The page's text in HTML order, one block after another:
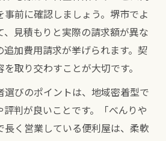
前に確認しましょう。堺市でよ
、見積もりと実際の請求額が異な
追加費用請求が挙げられます。契
取り交わすことが大切です。
選びのポイントは、地域密着型で
判が良いことです。「べんりや
長く営業している便利屋は、柔軟